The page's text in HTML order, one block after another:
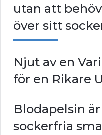
utan att
över sitt
Njut av en
för en Rikare
Blodapelsin
sockerfria